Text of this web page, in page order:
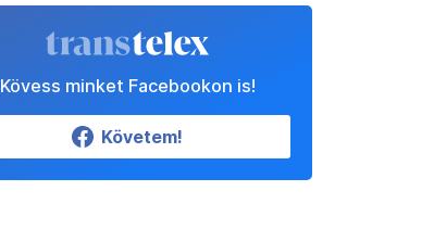
Kövess minket Facebookon is!
Követem!